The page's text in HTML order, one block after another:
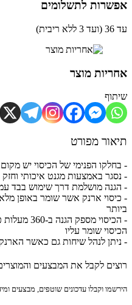
לתשלומים
מוצר
מפורט
הפנימי של הכיסוי יש מקום
באמצעות מגנט איכותי וחזק
מושלמת דרך שימוש בבד עמיד
ארנק אשר שומר באופן מלא על
- הכיסוי מספק
שומר עליו
לנהל שיחות גם כאשר הארנק סגור
לקבל את המבצעים והמוצרים
וקבלו עדכונים שוטפים, מבצעים ומידע